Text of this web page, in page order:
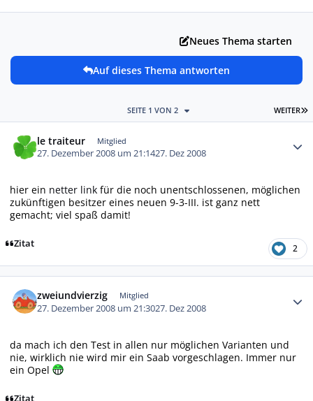
Neues Thema starten
Auf dieses Thema antworten
WEITER
SEITE 1 VON 2
le traiteur Mitglied
27. Dezember 2008 um 21:1427. Dez 2008
hier ein netter link für die noch unentschlossenen, möglichen
zukünftigen besitzer eines neuen 9-3-III. ist ganz nett
gemacht; viel spaß damit!
Zitat 2
zweiundvierzig Mitglied
27. Dezember 2008 um 21:3027. Dez 2008
da mach ich den Test in allen nur möglichen Varianten und
nie, wirklich nie wird mir ein Saab vorgeschlagen. Immer nur
ein Opel
Zitat